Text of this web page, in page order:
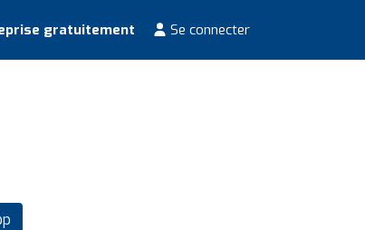
gratuitement Se connecter